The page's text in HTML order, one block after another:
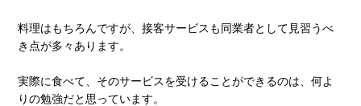
料理はもちろんですが、接客サービスも同業者として見習うべ
き点が多々あります。
実際に食べて、そのサービスを受けることができるのは、何よ
りの勉強だと思っています。